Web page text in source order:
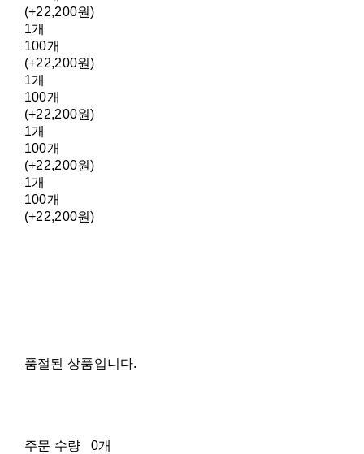
(+22,200원)
1개
100개
(+22,200원)
1개
100개
(+22,200원)
1개
100개
(+22,200원)
1개
100개
(+22,200원)
품절된 상품입니다.
주문 수량
0개